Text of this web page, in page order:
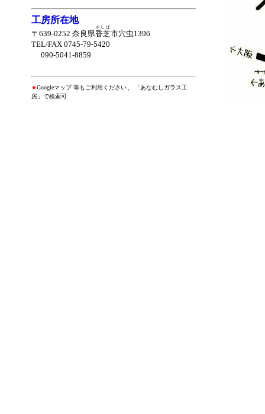
工房所在地
〒639-0252 奈良県香芝
かしば
市穴虫1396
TEL/FAX 0745-79-5420
090-5041-8859
★Googleマップ 等もご利用ください、
「あなむしガラス工
房」で検索可